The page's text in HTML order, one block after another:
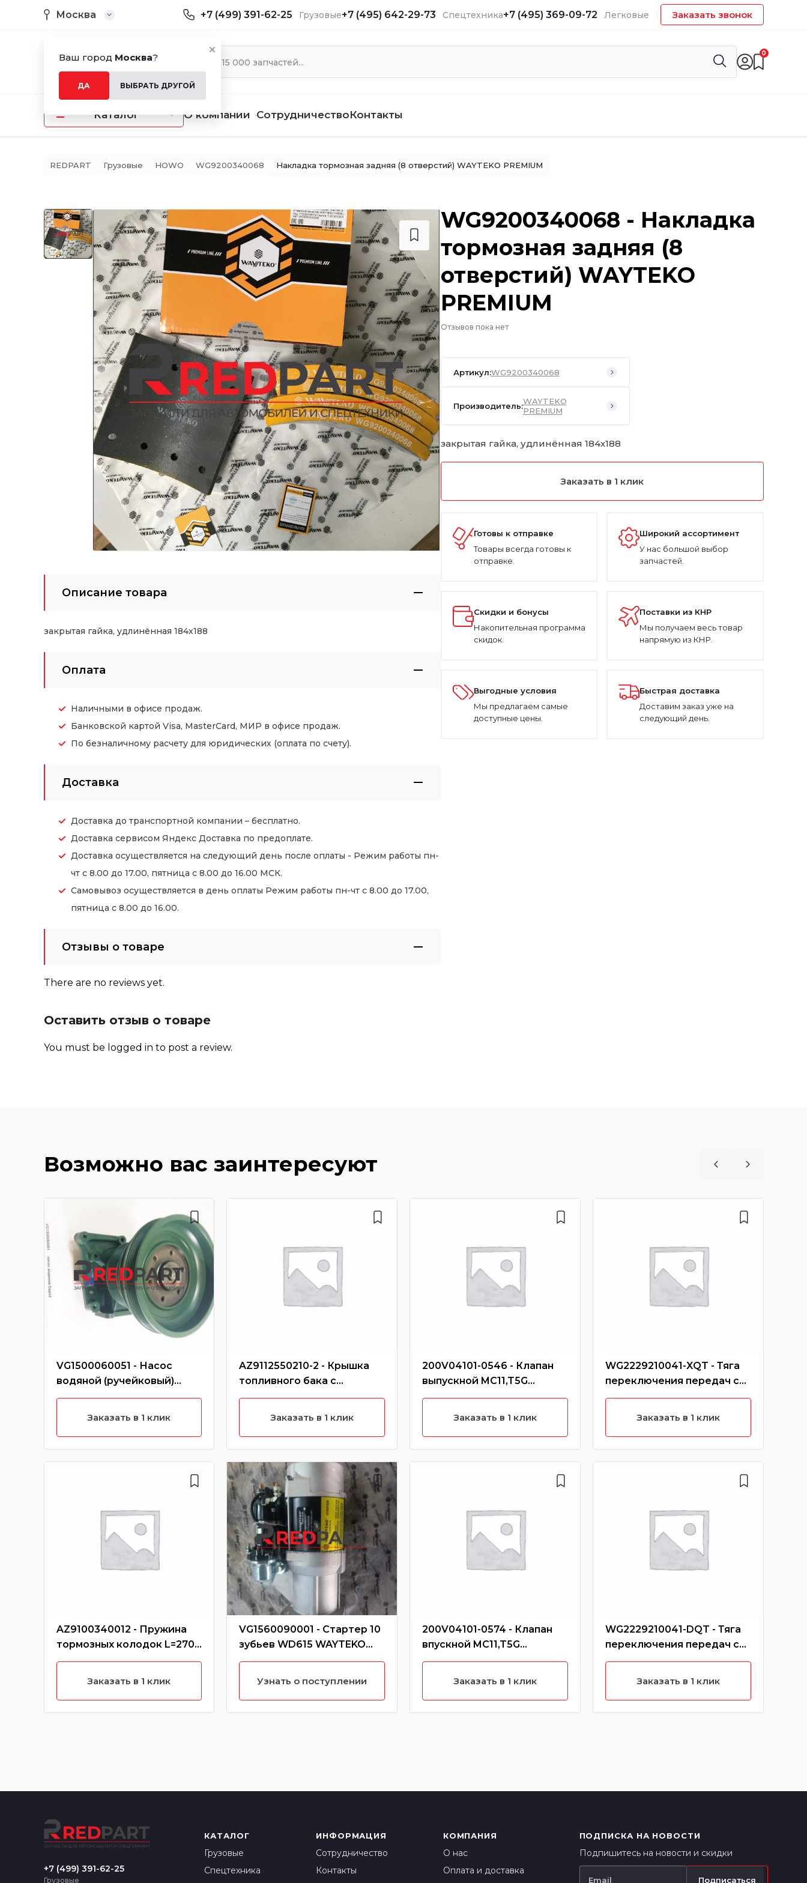
Ваш город Москва?
ДА ВЫБРАТЬ ДРУГОЙ
Москва +7 (499) 391-62-25 Грузовые+7 (495) 642-29-73 Спецтехника+7 (495) 369-09-72 Легковые Заказать звонок
0
Каталог О компании СотрудничествоКонтакты
REDPART Грузовые HOWO WG9200340068 Накладка тормозная задняя (8 отверстий) WAYTEKO PREMIUM
Описание товара
закрытая гайка, удлинённая 184х188
Оплата
Наличными в офисе продаж.
Банковской картой Visa, MasterCard, МИР в офисе продаж.
По безналичному расчету для юридических (оплата по счету).
Доставка
Доставка до транспортной компании – бесплатно.
Доставка сервисом Яндекс Доставка по предоплате.
Доставка осуществляется на следующий день после оплаты - Режим работы пн-
чт с 8.00 до 17.00, пятница с 8.00 до 16.00 МСК.
Самовывоз осуществляется в день оплаты Режим работы пн-чт с 8.00 до 17.00,
пятница с 8.00 до 16.00.
Отзывы о товаре
There are no reviews yet.
Оставить отзыв о товаре
You must be logged in to post a review.
WG9200340068 - Накладка
тормозная задняя (8
отверстий) WAYTEKO
PREMIUM
Отзывов пока нет
Артикул:WG9200340068
Производитель:WAYTEKO
PREMIUM
закрытая гайка, удлинённая 184х188
Заказать в 1 клик
Готовы к отправке
Товары всегда готовы к
отправке.
Широкий ассортимент
У нас большой выбор
запчастей.
Скидки и бонусы
Накопительная программа
скидок.
Поставки из КНР
Мы получаем весь товар
напрямую из КНР.
Выгодные условия
Мы предлагаем самые
доступные цены.
Быстрая доставка
Доставим заказ уже на
следующий день.
Возможно вас заинтересуют
VG1500060051 - Насос
водяной (ручейковый)
WD615 Евро3 (Без
Заказать в 1 клик
AZ9100340012 - Пружина
тормозных колодок L=270
задняя
Заказать в 1 клик
AZ9112550210-2 - Крышка
топливного бака с
ключами (металл)
Заказать в 1 клик
VG1560090001 - Стартер 10
зубьев WD615 WAYTEKO
PREMIUM
Узнать о поступлении
200V04101-0546 - Клапан
выпускной MC11,T5G
CREATEK
Заказать в 1 клик
200V04101-0574 - Клапан
впускной MC11,T5G
CREATEK
Заказать в 1 клик
WG2229210041-XQT - Тяга
переключения передач с
наконечником маленьким
Заказать в 1 клик
WG2229210041-DQT - Тяга
переключения передач с
наконечником большим
Заказать в 1 клик
+7 (499) 391-62-25
Грузовые
КАТАЛОГ
Грузовые
Спецтехника
ИНФОРМАЦИЯ
Сотрудничество
Контакты
КОМПАНИЯ
О нас
Оплата и доставка
ПОДПИСКА НА НОВОСТИ
Подпишитесь на новости и скидки
Подписаться